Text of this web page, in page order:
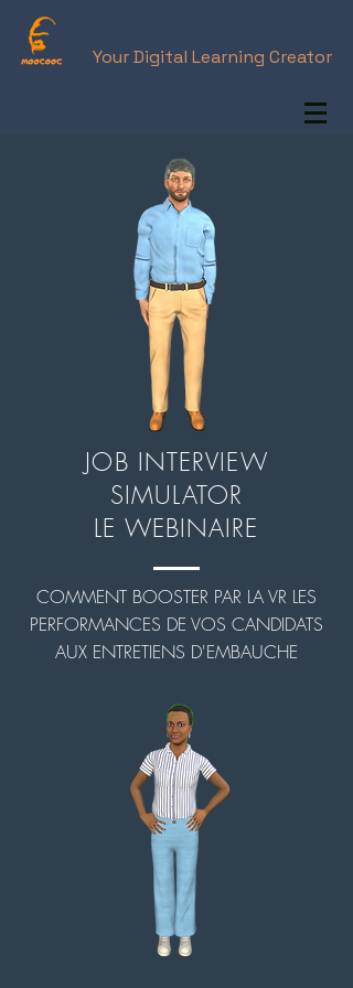
Your Digital Learning Creator
JOB INTERVIEW
SIMULATOR
LE WEBINAIRE
COMMENT BOOSTER PAR LA VR LES
PERFORMANCES DE VOS CANDIDATS
AUX ENTRETIENS D'EMBAUCHE